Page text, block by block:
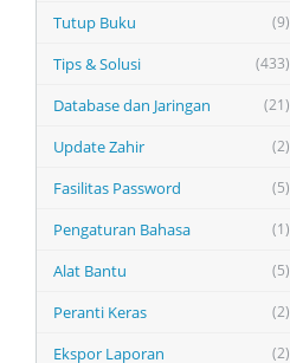
(9)
Tutup Buku
(433)
Tips & Solusi
(21)
Database dan Jaringan
(2)
Update Zahir
(5)
Fasilitas Password
(1)
Pengaturan Bahasa
(5)
Alat Bantu
(2)
Peranti Keras
(2)
Ekspor Laporan